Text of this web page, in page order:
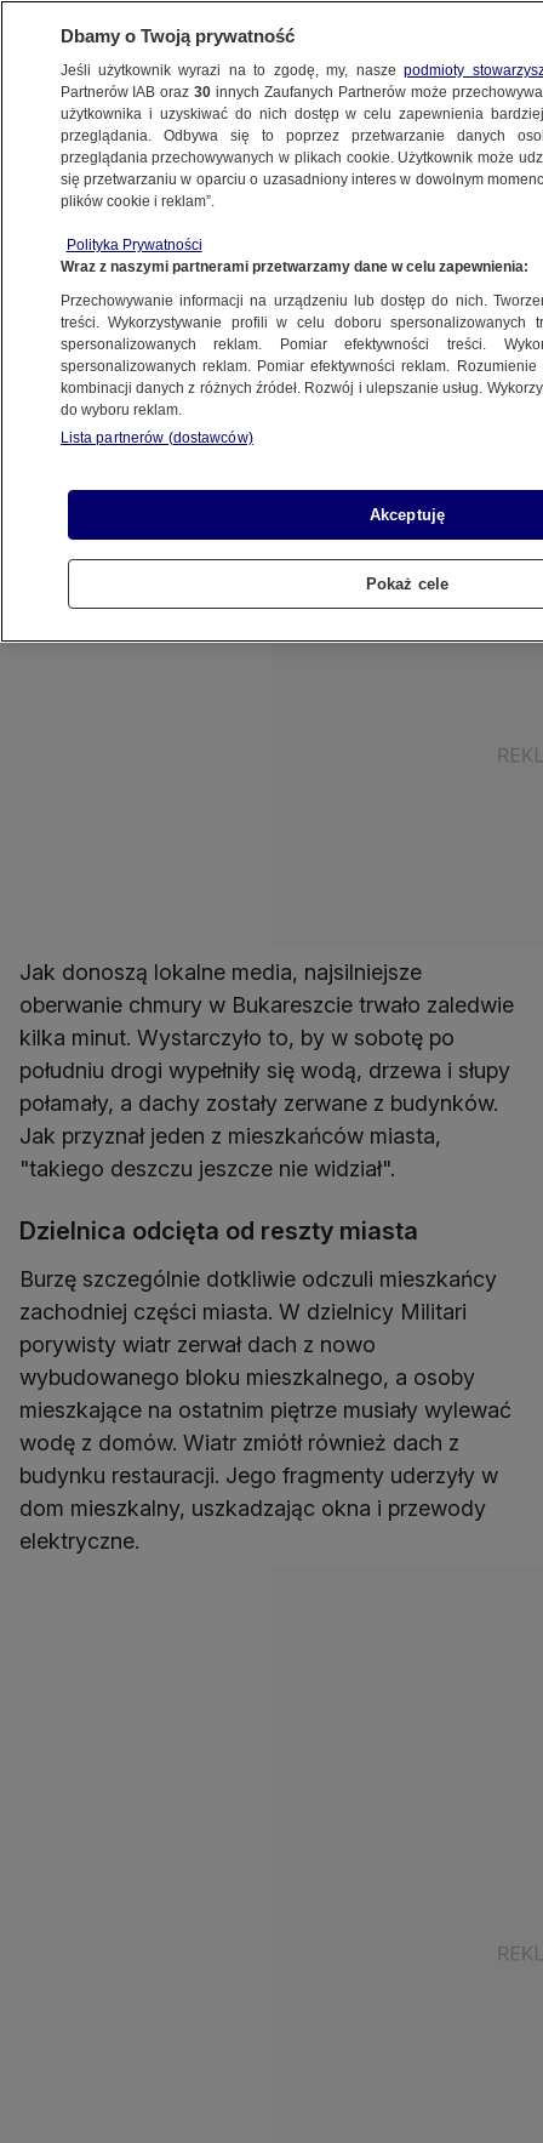
METEO
NAJNOWSZE
jeszcze nie widziałem"
30.05.2022, 08:01
Udostępnij
Nad Rumunią rozszalała się gwałtowna burza.
wodą, a wiatr wiał tak mocno, że zrywał dachy z
budynków.
Jak donoszą lokalne media, najsilniejsze
oberwanie chmury w Bukareszcie trwało zaledwie
kilka minut. Wystarczyło to, by w sobotę po
południu drogi wypełniły się wodą, drzewa i słupy
połamały, a dachy zostały zerwane z budynków.
Jak przyznał jeden z mieszkańców miasta,
"takiego deszczu jeszcze nie widział".
Dzielnica odcięta od reszty miasta
Burzę szczególnie dotkliwie odczuli mieszkańcy
zachodniej części miasta. W dzielnicy Militari
porywisty wiatr zerwał dach z nowo
wybudowanego bloku mieszkalnego, a osoby
mieszkające na ostatnim piętrze musiały wylewać
wodę z domów. Wiatr zmiótł również dach z
budynku restauracji. Jego fragmenty uderzyły w
dom mieszkalny, uszkadzając okna i przewody
elektryczne.
Dbamy o Twoją prywatność
Jeśli użytkownik wyrazi na to zgodę, my, naszepodmioty
Partnerów IAB oraz30 innych Zaufanych Partnerów może
użytkownika i uzyskiwać do nich dostęp w celu zapewnienia
przeglądania. Odbywa się to poprzez przetwarzanie danych
przeglądania przechowywanych w plikach cookie. Użytkownik może
się przetwarzaniu w oparciu o uzasadniony interes w dowolnym
plików cookie i reklam”.
Polityka Prywatności
Wraz z naszymi partnerami przetwarzamy dane w celu zapewnienia:
Przechowywanie informacji na urządzeniu lub dostęp do nich.
treści. Wykorzystywanie profili w celu doboru spersonalizowanych
spersonalizowanych reklam. Pomiar efektywności treści.
spersonalizowanych reklam. Pomiar efektywności reklam.
kombinacji danych z różnych źródeł. Rozwój i ulepszanie usług.
do wyboru reklam.
Lista partnerów (dostawców)
Akceptuję
Pokaż cele